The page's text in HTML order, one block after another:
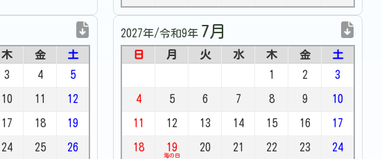
木 金
土
3 4 5
10 11 12
17 18 19
24 25 26
2027年/令和9年 7月
日 月 火 水 木 金
土
1
2 3
4 5 6 7 8 9 10
11 12 13 14 15 16 17
18 19
海の日
20 21 22 23 24